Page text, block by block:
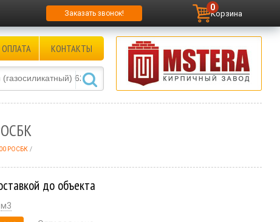
Заказать звонок! Корзина
0
ОПЛАТА КОНТАКТЫ
РОСБК
до объекта
м3